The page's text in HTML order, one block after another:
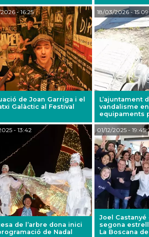
de Joan Garriga i el
Galàctic al Festival
- 16:25
L’ajuntament
vandalisme
equipaments
18/03/2026- 15:09
de l’arbre dona inici
de Nadal
- 13:42
Joel Castanyé
segona
La Boscana
01/12/2025- 19:45